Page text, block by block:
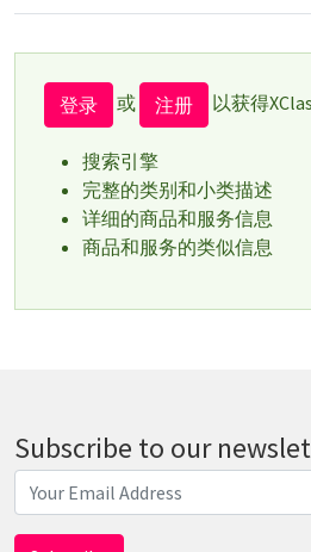
登录 或 注册 以获得
搜索引擎
完整的类别和小类描述
详细的商品和服务信息
商品和服务的类似信息
Subscribe to our